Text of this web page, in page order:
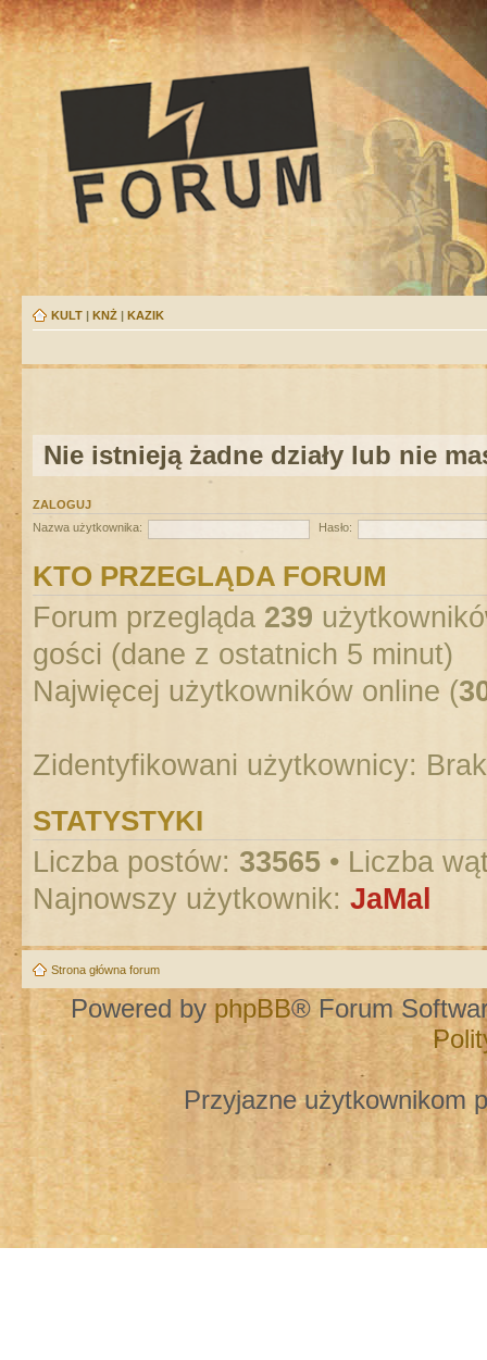
KULT | KNŻ | KAZIK
Nie istnieją żadne działy lub nie
ZALOGUJ
Nazwa użytkownika:
Hasło:
KTO PRZEGLĄDA FORUM
Forum przegląda 239
gości (dane z ostatnich 5 minut)
Najwięcej użytkowników online (
Zidentyfikowani użytkownicy:
STATYSTYKI
Liczba postów: 33565 • Liczba
Najnowszy użytkownik: JaMal
Strona główna forum
Powered by phpBB® Forum
Przyjazne użytkownikom